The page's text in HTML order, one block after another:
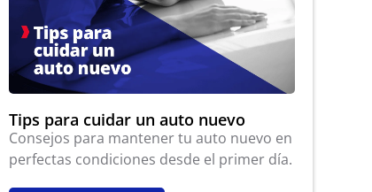
Tips para cuidar un auto nuevo
Consejos para mantener tu auto nuevo en
perfectas condiciones desde el primer día.